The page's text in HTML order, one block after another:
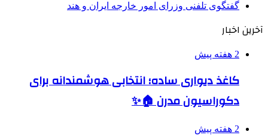
گفتگوی تلفنی وزرای امور خارجه ایران و هند
آخرین اخبار
2 هفته پیش
کاغذ دیواری ساده؛ انتخابی هوشمندانه برای
دکوراسیون مدرن 🏠✨
2 هفته پیش